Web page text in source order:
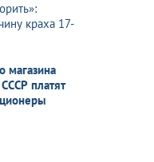
краха 17-
магазина
платят